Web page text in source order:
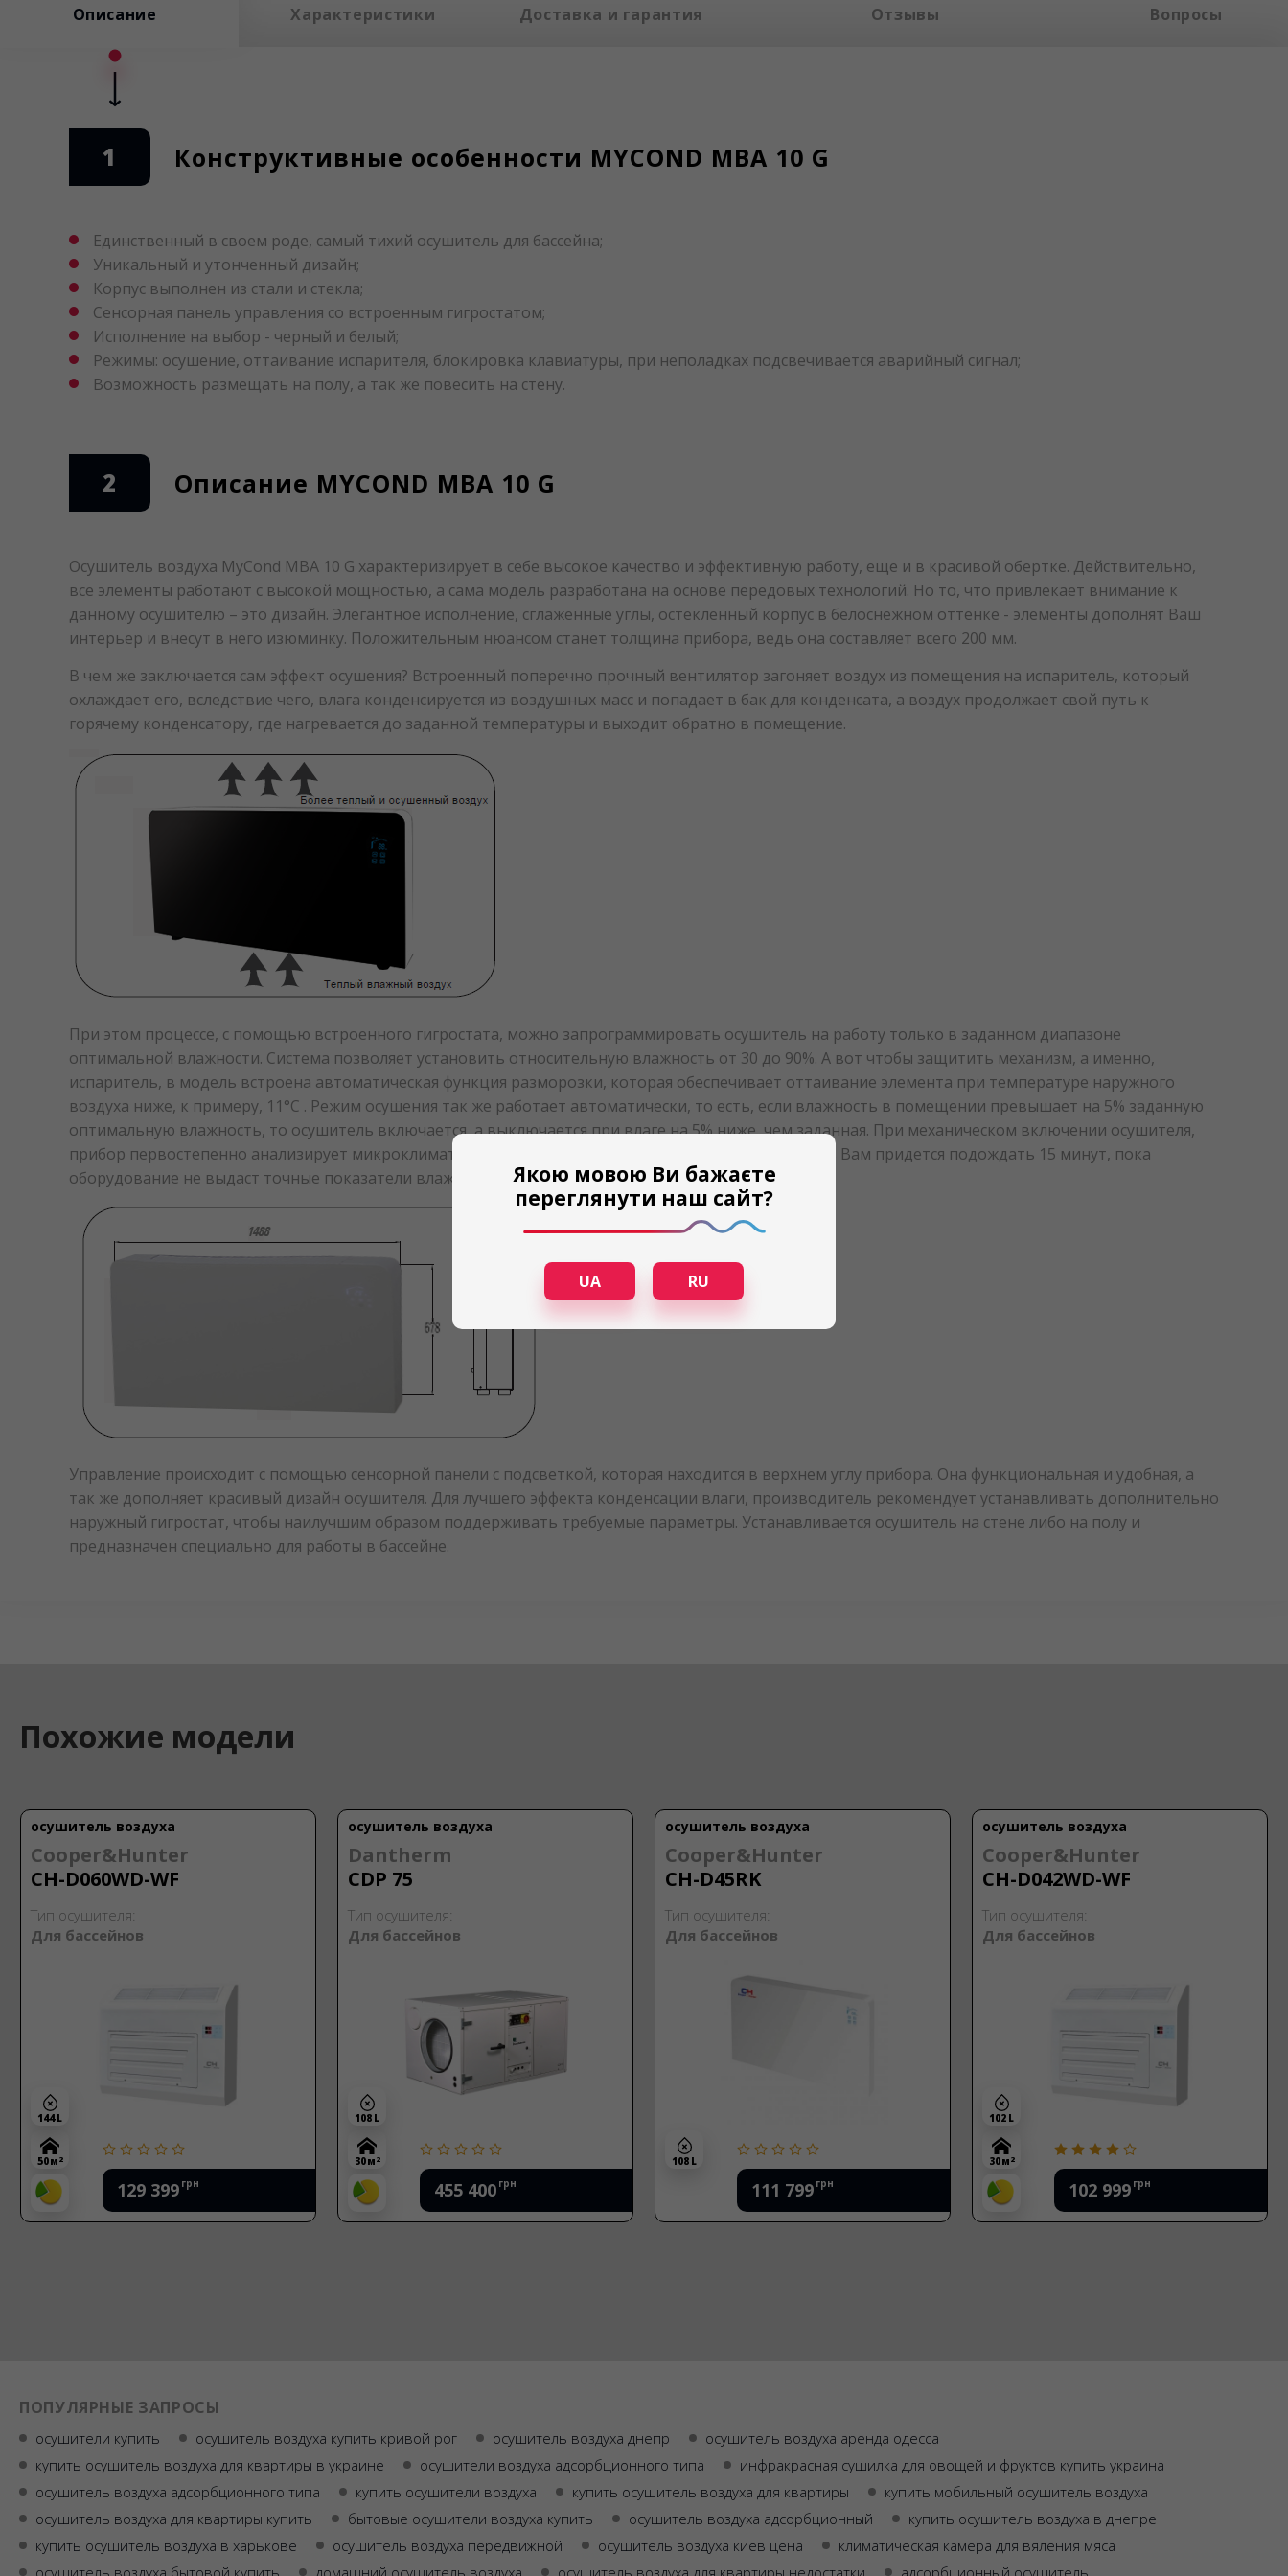
Описание Характеристики Доставка и гарантия Отзывы Вопросы
1 Конструктивные особенности MYCOND MBA 10 G
Единственный в своем роде, самый тихий осушитель для бассейна;
Уникальный и утонченный дизайн;
Корпус выполнен из стали и стекла;
Сенсорная панель управления со встроенным гигростатом;
Исполнение на выбор - черный и белый;
Режимы: осушение, оттаивание испарителя, блокировка клавиатуры, при неполадках подсвечивается аварийный сигнал;
Возможность размещать на полу, а так же повесить на стену.
2 Описание MYCOND MBA 10 G
Осушитель воздуха MyCond MBA 10 G характеризирует в себе высокое качество и эффективную работу, еще и в красивой обертке. Действительно,
все элементы работают с высокой мощностью, а сама модель разработана на основе передовых технологий. Но то, что привлекает внимание к
данному осушителю – это дизайн. Элегантное исполнение, сглаженные углы, остекленный корпус в белоснежном оттенке - элементы дополнят Ваш
интерьер и внесут в него изюминку. Положительным нюансом станет толщина прибора, ведь она составляет всего 200 мм.
В чем же заключается сам эффект осушения? Встроенный поперечно прочный вентилятор загоняет воздух из помещения на испаритель, который
охлаждает его, вследствие чего, влага конденсируется из воздушных масс и попадает в бак для конденсата, а воздух продолжает свой путь к
горячему конденсатору, где нагревается до заданной температуры и выходит обратно в помещение.
При этом процессе, с помощью встроенного гигростата, можно запрограммировать осушитель на работу только в заданном диапазоне
оптимальной влажности. Система позволяет установить относительную влажность от 30 до 90%. А вот чтобы защитить механизм, а именно,
испаритель, в модель встроена автоматическая функция разморозки, которая обеспечивает оттаивание элемента при температуре наружного
воздуха ниже, к примеру, 11°С . Режим осушения так же работает автоматически, то есть, если влажность в помещении превышает на 5% заданную
оптимальную влажность, то осушитель включается, а выключается при влаге на 5% ниже, чем заданная. При механическом включении осушителя,
прибор первостепенно анализирует микроклимат в помещении, поэтому до начала всех процессов Вам придется подождать 15 минут, пока
оборудование не выдаст точные показатели влажности воздуха.
Управление происходит с помощью сенсорной панели с подсветкой, которая находится в верхнем углу прибора. Она функциональная и удобная, а
так же дополняет красивый дизайн осушителя. Для лучшего эффекта конденсации влаги, производитель рекомендует устанавливать дополнительно
наружный гигростат, чтобы наилучшим образом поддерживать требуемые параметры. Устанавливается осушитель на стене либо на полу и
предназначен специально для работы в бассейне.
Похожие модели
осушитель воздуха
Cooper&Hunter
CH-D060WD-WF
Тип осушителя:
Для бассейнов
129 399 грн
144 L
50 м 2
осушитель воздуха
Dantherm
CDP 75
Тип осушителя:
Для бассейнов
455 400 грн
108 L
30 м 2
осушитель воздуха
Cooper&Hunter
CH-D45RK
Тип осушителя:
Для бассейнов
111 799 грн
108 L
осушитель воздуха
Cooper&Hunter
CH-D042WD-WF
Тип осушителя:
Для бассейнов
102 999 грн
102 L
30 м 2
ПОПУЛЯРНЫЕ ЗАПРОСЫ
осушители купить осушитель воздуха купить кривой рог осушитель воздуха днепр
осушитель воздуха аренда одесса
купить осушитель воздуха для квартиры в украине
осушители воздуха адсорбционного типа
инфракрасная сушилка для овощей и фруктов купить украина
осушитель воздуха адсорбционного типа
купить осушители воздуха купить осушитель воздуха для квартиры
купить мобильный осушитель воздуха
осушитель воздуха для квартиры купить
бытовые осушители воздуха купить осушитель воздуха адсорбционный
купить осушитель воздуха в днепре
купить осушитель воздуха в харькове
осушитель воздуха передвижной осушитель воздуха киев цена
климатическая камера для вяления мяса
Якою мовою Ви бажаєте
переглянути наш сайт?
UA RU